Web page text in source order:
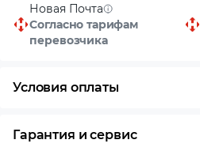
Новая Почта
Согласно тарифам
перевозчика
Условия оплаты
Гарантия и сервис